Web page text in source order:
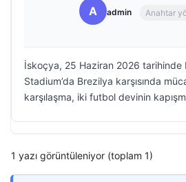
A admin Anahtar
İskoçya, 25 Haziran 2026 tarihinde
Stadium’da Brezilya karşısında
karşılaşma, iki futbol devinin
1 yazı görüntüleniyor (toplam 1)